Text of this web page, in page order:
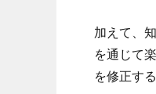
加えて、
を通じて
を修正す